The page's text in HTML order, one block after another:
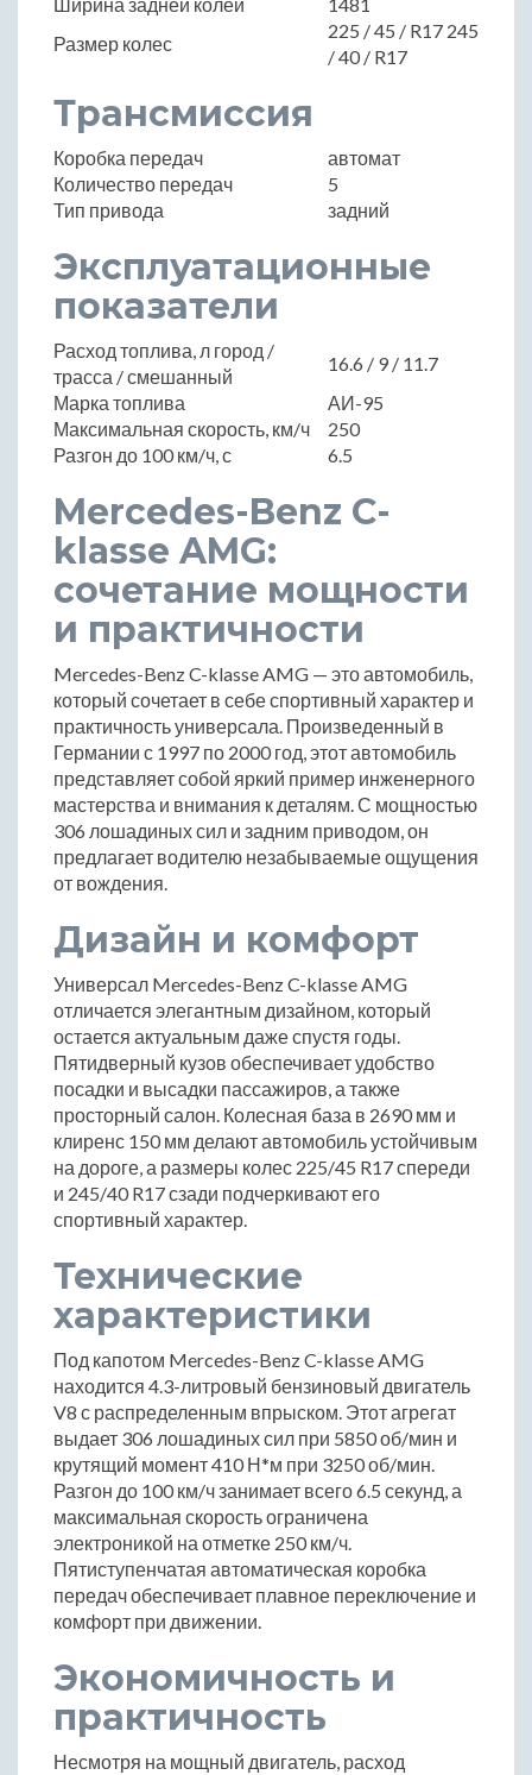
Размер колес
225 / 45 / R17 245
/ 40 / R17
Трансмиссия
Коробка передач
автомат
Количество передач
5
Тип привода
задний
Эксплуатационные
показатели
Расход топлива, л город /
трасса / смешанный
16.6 / 9 / 11.7
Марка топлива
АИ-95
Максимальная скорость, км/ч
250
Разгон до 100 км/ч, с
6.5
Mercedes-Benz C-
klasse AMG:
сочетание мощности
и практичности
Mercedes-Benz C-klasse AMG — это автомобиль,
который сочетает в себе спортивный характер и
практичность универсала. Произведенный в
Германии с 1997 по 2000 год, этот автомобиль
представляет собой яркий пример инженерного
мастерства и внимания к деталям. С мощностью
306 лошадиных сил и задним приводом, он
предлагает водителю незабываемые ощущения
от вождения.
Дизайн и комфорт
Универсал Mercedes-Benz C-klasse AMG
отличается элегантным дизайном, который
остается актуальным даже спустя годы.
Пятидверный кузов обеспечивает удобство
посадки и высадки пассажиров, а также
просторный салон. Колесная база в 2690 мм и
клиренс 150 мм делают автомобиль устойчивым
на дороге, а размеры колес 225/45 R17 спереди
и 245/40 R17 сзади подчеркивают его
спортивный характер.
Технические
характеристики
Под капотом Mercedes-Benz C-klasse AMG
находится 4.3-литровый бензиновый двигатель
V8 с распределенным впрыском. Этот агрегат
выдает 306 лошадиных сил при 5850 об/мин и
крутящий момент 410 Н*м при 3250 об/мин.
Разгон до 100 км/ч занимает всего 6.5 секунд, а
максимальная скорость ограничена
электроникой на отметке 250 км/ч.
Пятиступенчатая автоматическая коробка
передач обеспечивает плавное переключение и
комфорт при движении.
Экономичность и
практичность
Несмотря на мощный двигатель, расход